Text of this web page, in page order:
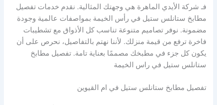
فـ شركة الأيدي الماهرة هي وجهتك المثالية. نقدم خدمات تفصيل
مطابخ ستانلس ستيل في رأس الخيمة بمواصفات عالمية وجودة
مضمونة. نوفر تصاميم متنوعة تناسب كل الأذواق مع تشطيبات
فاخرة ترفع من قيمة منزلك. لأننا نهتم بالتفاصيل، نحرص على أن
يكون كل جزء في مطبخك مصممًا بعناية تامة. تفصيل مطابخ
ستانلس ستيل في راس الخيمة
تفصيل مطابخ ستانلس ستيل في ام القيوين